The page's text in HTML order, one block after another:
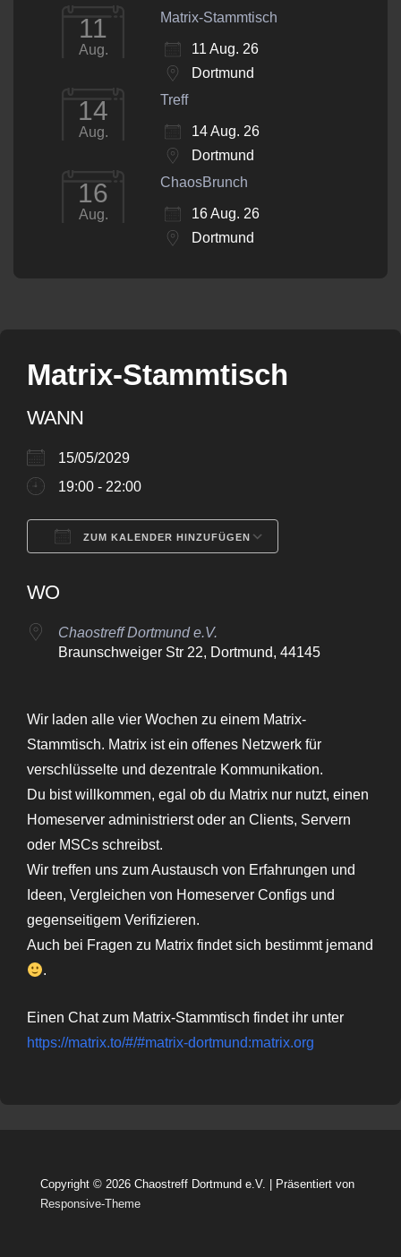
Matrix-Stammtisch
WANN
15/05/2029
19:00 - 22:00
ZUM KALENDER HINZUFÜGEN
WO
Chaostreff Dortmund e.V.
Braunschweiger Str 22, Dortmund, 44145
Wir laden alle vier Wochen zu einem Matrix-
Stammtisch. Matrix ist ein offenes Netzwerk für
verschlüsselte und dezentrale Kommunikation.
Du bist willkommen, egal ob du Matrix nur nutzt, einen
Homeserver administrierst oder an Clients, Servern
oder MSCs schreibst.
Wir treffen uns zum Austausch von Erfahrungen und
Ideen, Vergleichen von Homeserver Configs und
gegenseitigem Verifizieren.
Auch bei Fragen zu Matrix findet sich bestimmt jemand
.
Einen Chat zum Matrix-Stammtisch findet ihr unter
https://matrix.to/#/#matrix-dortmund:matrix.org
11
Aug.
Matrix-Stammtisch
11 Aug. 26
Dortmund
14
Aug.
Treff
14 Aug. 26
Dortmund
16
Aug.
ChaosBrunch
16 Aug. 26
Dortmund
Copyright © 2026 Chaostreff Dortmund e.V.
| Präsentiert von
Responsive-Theme